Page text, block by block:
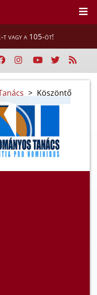
t vagy a 105-öt!
> Köszöntő